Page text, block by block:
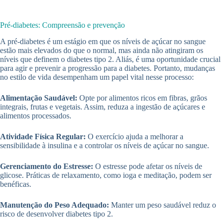
Pré-diabetes: Compreensão e prevenção
A pré-diabetes é um estágio em que os níveis de açúcar no sangue
estão mais elevados do que o normal, mas ainda não atingiram os
níveis que definem o diabetes tipo 2. Aliás, é uma oportunidade crucial
para agir e prevenir a progressão para a diabetes. Portanto, mudanças
no estilo de vida desempenham um papel vital nesse processo:
Alimentação Saudável: Opte por alimentos ricos em fibras, grãos
integrais, frutas e vegetais. Assim, reduza a ingestão de açúcares e
alimentos processados.
Atividade Física Regular: O exercício ajuda a melhorar a
sensibilidade à insulina e a controlar os níveis de açúcar no sangue.
Gerenciamento do Estresse: O estresse pode afetar os níveis de
glicose. Práticas de relaxamento, como ioga e meditação, podem ser
benéficas.
Manutenção do Peso Adequado: Manter um peso saudável reduz o
risco de desenvolver diabetes tipo 2.